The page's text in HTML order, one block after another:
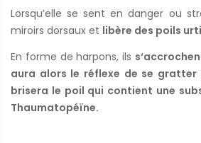
Lorsqu’elle se sent en danger ou
miroirs dorsaux et libère des poils
En forme de harpons, ils
aura alors le réflexe de se
brisera le poil qui contient une
Thaumatopéïne.